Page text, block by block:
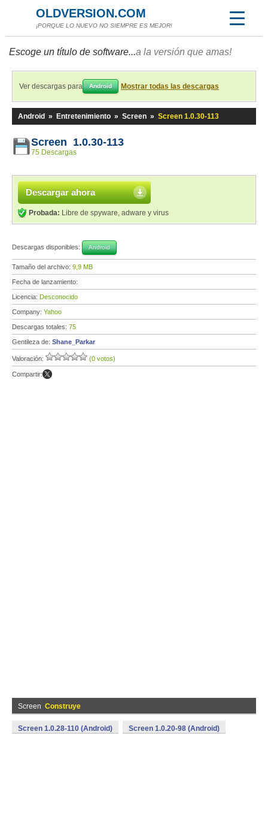
OLDVERSION.COM
¡PORQUE LO NUEVO NO SIEMPRE ES MEJOR!
Escoge un título de software...a la versión que amas!
Ver descargas para Android Mostrar todas las descargas
Android » Entretenimiento » Screen » Screen 1.0.30-113
Screen 1.0.30-113
75 Descargas
Descargar ahora
Probada: Libre de spyware, adware y virus
Descargas disponibles: Android
Tamaño del archivo: 9,9 MB
Fecha de lanzamiento:
Licencia: Desconocido
Company: Yahoo
Descargas totales: 75
Gentileza de: Shane_Parkar
Valoración: (0 votos)
Compartir:
Screen Construye
Screen 1.0.28-110 (Android) Screen 1.0.20-98 (Android)